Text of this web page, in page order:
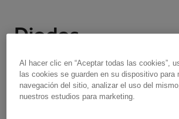
Diodos
Hitachi Energy ofrece una amplia
de recuperación rápida, diodos de
Al hacer clic en “Aceptar todas las cookies”,
las cookies se guarden en su dispositivo para
navegación del sitio, analizar el uso del
nuestros estudios para marketing.